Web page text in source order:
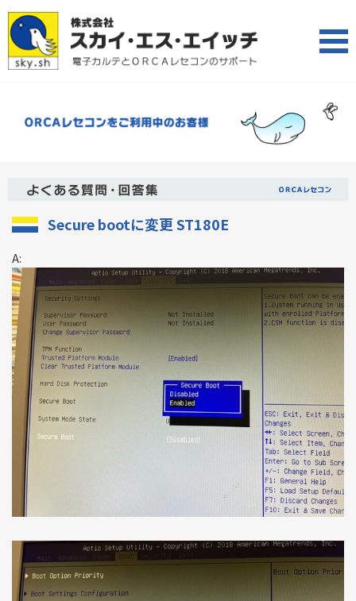
Secure bootに変更 ST180E
A: